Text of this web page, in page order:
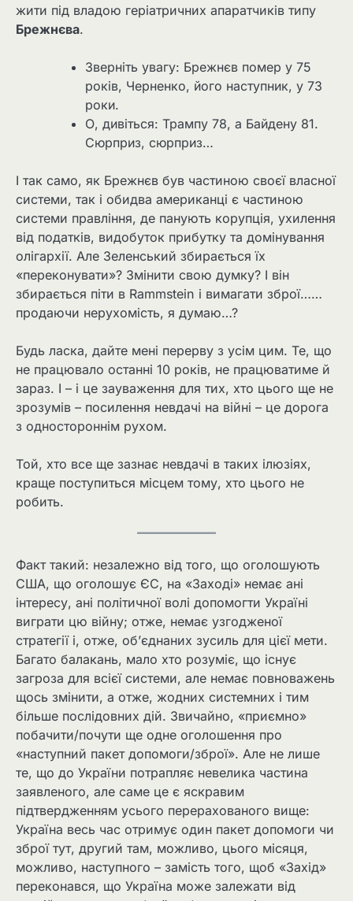
жити під владою геріатричних апаратчиків типу
Брежнєва.
Зверніть увагу: Брежнєв помер у 75
років, Черненко, його наступник, у 73
роки.
О, дивіться: Трампу 78, а Байдену 81.
Сюрприз, сюрприз…
І так само, як Брежнєв був частиною своєї власної
системи, так і обидва американці є частиною
системи правління, де панують корупція, ухилення
від податків, видобуток прибутку та домінування
олігархії. Але Зеленський збирається їх
«переконувати»? Змінити свою думку? І він
збирається піти в Rammstein і вимагати зброї……
продаючи нерухомість, я думаю…?
Будь ласка, дайте мені перерву з усім цим. Те, що
не працювало останні 10 років, не працюватиме й
зараз. І – і це зауваження для тих, хто цього ще не
зрозумів – посилення невдачі на війні – це дорога
з одностороннім рухом.
Той, хто все ще зазнає невдачі в таких ілюзіях,
краще поступиться місцем тому, хто цього не
робить.
Факт такий: незалежно від того, що оголошують
США, що оголошує ЄС, на «Заході» немає ані
інтересу, ані політичної волі допомогти Україні
виграти цю війну; отже, немає узгодженої
стратегії і, отже, об’єднаних зусиль для цієї мети.
Багато балакань, мало хто розуміє, що існує
загроза для всієї системи, але немає повноважень
щось змінити, а отже, жодних системних і тим
більше послідовних дій. Звичайно, «приємно»
побачити/почути ще одне оголошення про
«наступний пакет допомоги/зброї». Але не лише
те, що до України потрапляє невелика частина
заявленого, але саме це є яскравим
підтвердженням усього перерахованого вище:
Україна весь час отримує один пакет допомоги чи
зброї тут, другий там, можливо, цього місяця,
можливо, наступного – замість того, щоб «Захід»
переконався, що Україна може залежати від